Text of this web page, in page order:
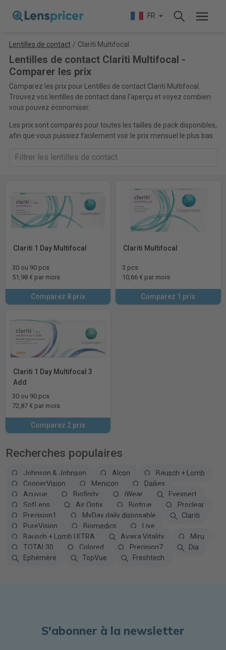
FR
Lentilles de contact / Clariti Multifocal
Lentilles de contact Clariti Multifocal -
Comparer les prix
Comparez les prix pour Lentilles de contact Clariti Multifocal.
Trouvez vos lentilles de contact dans l'aperçu et voyez combien
vous pouvez économiser.
Les prix sont comparés pour toutes les tailles de pack disponibles,
afin que vous puissiez facilement voir le prix mensuel le plus bas.
Clariti 1 Day Multifocal
30 ou 90 pcs
51,98 € par mois
Comparez 8 prix
Clariti Multifocal
3 pcs
10,66 € par mois
Comparez 1 prix
Clariti 1 Day Multifocal 3
Add
30 ou 90 pcs
72,87 € par mois
Comparez 2 prix
Recherches populaires
Johnson & Johnson Alcon
Bausch + Lomb
CooperVision
Menicon
Dailies
Acuvue
Biofinity iWear
Eyexpert
SofLens
Air Optix Biotrue
Proclear
Precision1
MyDay daily disposable
Clariti
PureVision
Biomedics
Live
Bausch + Lomb ULTRA
Avaira Vitality
Miru
TOTAL30
Colored Precision7
Dia
Ephémère
TopVue Freshtech
S'abonner à la newsletter